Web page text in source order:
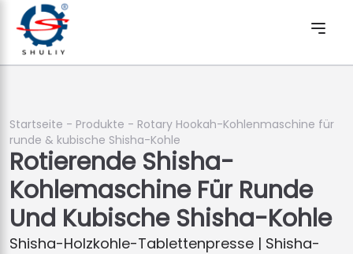
Startseite - Produkte - Rotary Hookah-Kohlenmaschine für
runde & kubische Shisha-Kohle
Rotierende Shisha-
Kohlemaschine Für Runde
Und Kubische Shisha-Kohle
Shisha-Holzkohle-Tablettenpresse | Shisha-